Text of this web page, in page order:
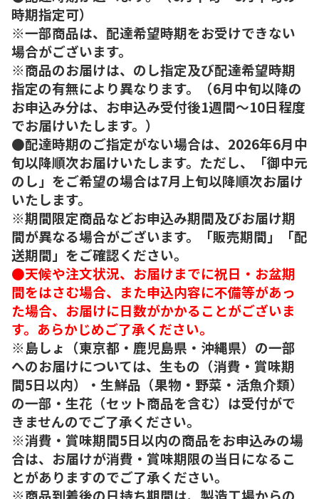
時期指定可）
※一部商品は、配達希望時期をお受けできない
場合がございます。
※商品のお届けは、のし指定及び配達希望時期
指定の有無により異なります。（6月中旬以降の
お申込み分は、お申込み受付後1週間～10日程度
でお届けいたします。）
●配達時期のご指定がない場合は、2026年6月中
旬以降順次お届けいたします。ただし、「御中元
のし」をご希望の場合は7月上旬以降順次お届け
いたします。
※期間限定商品などお申込み期間及びお届け期
間が異なる場合がございます。「販売期間」「配
送期間」をご確認ください。
●天候や注文状況、お届けまでに祝日・お盆期
間をはさむ場合、また申込内容に不備等があっ
た場合、お届けに日数がかかることがございま
す。あらかじめご了承ください。
※島しょ（東京都・鹿児島県・沖縄県）の一部
へのお届けについては、生もの（消費・賞味期
間5日以内）・生鮮品（果物・野菜・活魚介類）
の一部・生花（セット商品を含む）は受付がで
きませんのでご了承ください。
※消費・賞味期間5日以内の商品をお申込みの場
合は、お届けが消費・賞味期限の当日になるこ
とがありますのでご了承ください。
※商品到着後の日持ち期間は、製造工場からの